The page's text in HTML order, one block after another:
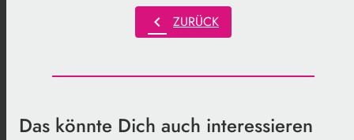
chevron_left ZURÜCK
Das könnte Dich auch interessieren